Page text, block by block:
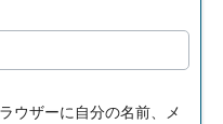
ウザーに自分の名前、メ